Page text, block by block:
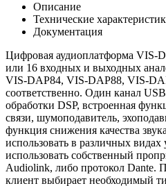
Описание
Технические
Документация
Цифровая аудиоплатформа VIS-
или 16 входных и выходных
VIS-DAP84, VIS-DAP88, VIS-
соответственно. Один канал
обработки DSP, встроенная
связи, шумоподавитель,
функция снижения качества
использовать в различных
использовать собственный
Audiolink, либо протокол Dante.
клиент выбирает необходимый